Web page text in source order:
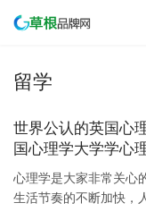
留学
世界公认的英国心
国心理学大学学心
心理学是大家非常关心
生活节奏的不断加快，